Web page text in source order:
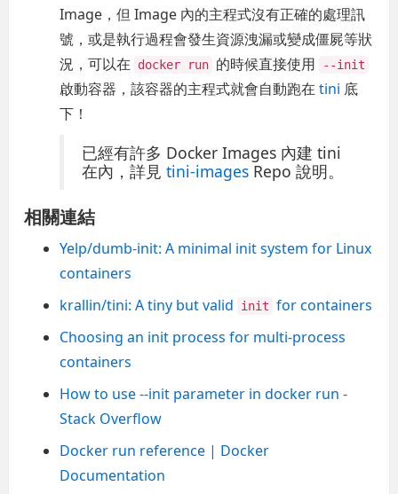
Image，但 Image 內的主程式沒有正確的處理訊
號，或是執行過程會發生資源洩漏或變成僵屍等狀
況，可以在
docker run 的時候直接使用 --init
啟動容器，該容器的主程式就會自動跑在tini 底
下！
已經有許多 Docker Images 內建 tini
在內，詳見tini-images Repo 說明。
相關連結
Yelp/dumb-init: A minimal init system for Linux
containers
krallin/tini: A tiny but valid
init for containers
Choosing an init process for multi-process
containers
How to use --init parameter in docker run -
Stack Overflow
Docker run reference | Docker
Documentation